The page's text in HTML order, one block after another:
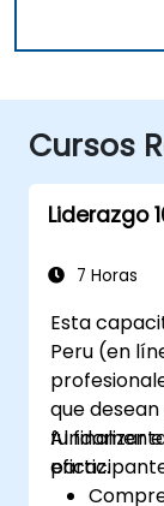
Cursos
Liderazgo
7 Horas
Esta
Peru (en
que
eficaz.
Al finalizar